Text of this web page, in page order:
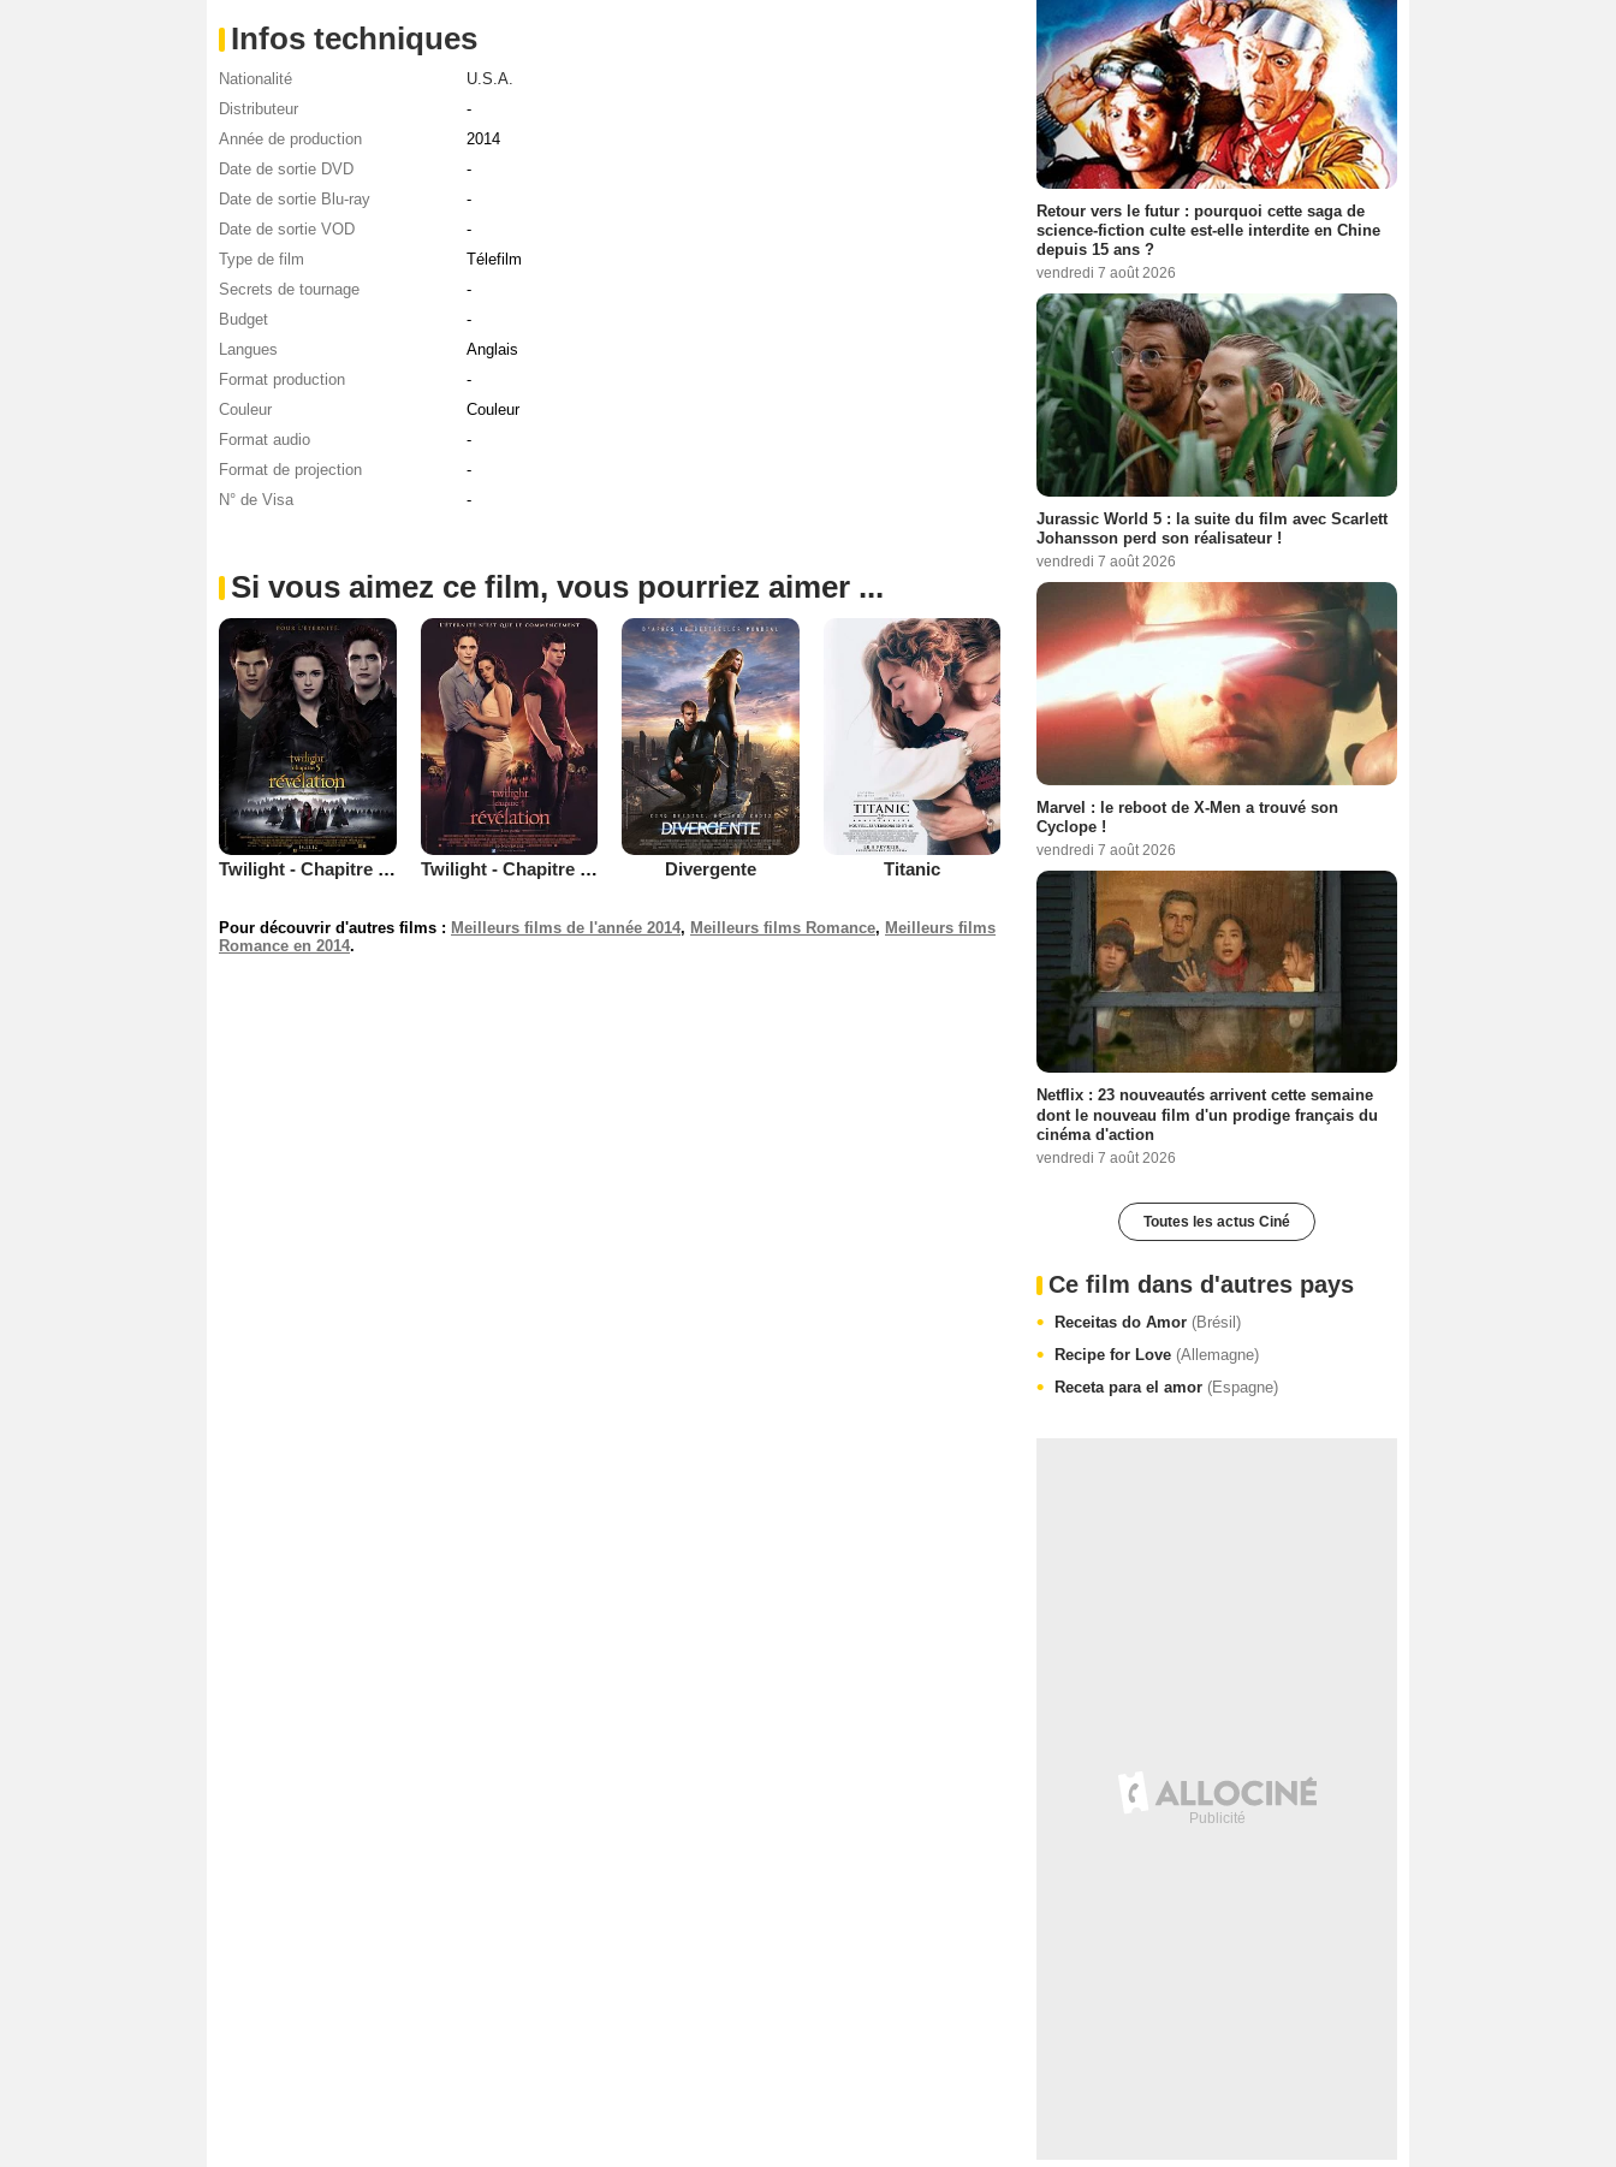
Infos techniques
Nationalité
U.S.A.
Distributeur
-
Année de production
2014
Date de sortie DVD
-
Date de sortie Blu-ray
-
Date de sortie VOD
-
Type de film
Télefilm
Secrets de tournage
-
Budget
-
Langues
Anglais
Format production
-
Couleur
Couleur
Format audio
-
Format de projection
-
N° de Visa
-
Si vous aimez ce film, vous pourriez aimer ...
Twilight - Chapitre 5 : Révélation 2e partie Twilight - Chapitre 4 : Révélation 1ère partie Divergente Titanic
Pour découvrir d'autres films : Meilleurs films de l'année 2014, Meilleurs films Romance, Meilleurs films
Romance en 2014.
Retour vers le futur : pourquoi cette saga de
science-fiction culte est-elle interdite en Chine
depuis 15 ans ?
vendredi 7 août 2026
Jurassic World 5 : la suite du film avec Scarlett
Johansson perd son réalisateur !
vendredi 7 août 2026
Marvel : le reboot de X-Men a trouvé son
Cyclope !
vendredi 7 août 2026
Netflix : 23 nouveautés arrivent cette semaine
dont le nouveau film d'un prodige français du
cinéma d'action
vendredi 7 août 2026
Toutes les actus Ciné
Ce film dans d'autres pays
Receitas do Amor (Brésil)
Recipe for Love (Allemagne)
Receta para el amor (Espagne)